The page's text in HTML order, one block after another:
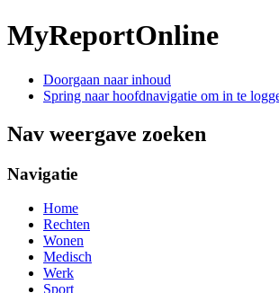
MyReportOnline
Doorgaan naar inhoud
Spring naar hoofdnavigatie om in te
Nav weergave zoeken
Navigatie
Home
Rechten
Wonen
Medisch
Werk
Sport